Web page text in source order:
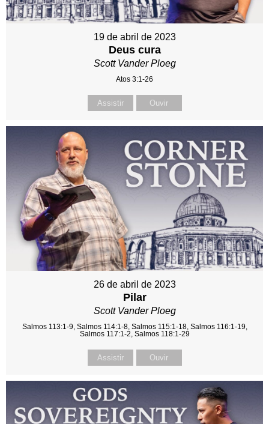
19 de abril de 2023
Deus cura
Scott Vander Ploeg
Atos 3:1-26
Assistir Ouvir
26 de abril de 2023
Pilar
Scott Vander Ploeg
Salmos 113:1-9, Salmos 114:1-8, Salmos 115:1-18, Salmos 116:1-19,
Salmos 117:1-2, Salmos 118:1-29
Assistir Ouvir